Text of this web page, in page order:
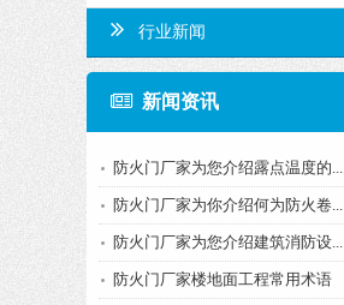
行业新闻
新闻资讯
防火门厂家为您介绍露点温度的...
防火门厂家为你介绍何为防火卷...
防火门厂家为您介绍建筑消防设...
防火门厂家楼地面工程常用术语